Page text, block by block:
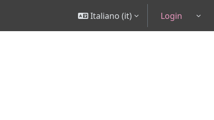
Italiano ‎(it)‎ Login